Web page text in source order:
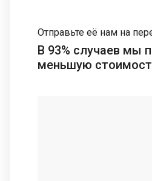
Отправьте её нам на
В 93% случаев мы
меньшую